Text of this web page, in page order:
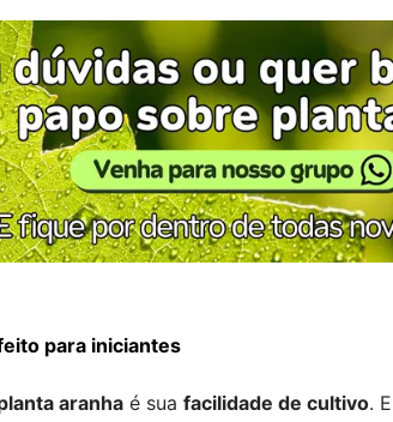
para iniciantes
aranha é sua facilidade de cultivo.